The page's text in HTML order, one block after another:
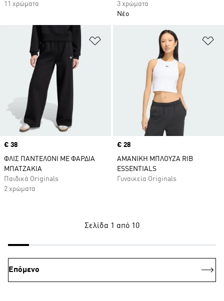
11 χρώματα
3 χρώματα
Νέο
Προσθήκη στη Λίστα Επιθυμιών
Price
€ 38
ΦΛΙΣ ΠΑΝΤΕΛΟΝΙ ΜΕ ΦΑΡΔΙΑ
ΜΠΑΤΖΑΚΙΑ
Παιδικά Originals
2 χρώματα
Price
€ 28
ΑΜΑΝΙΚΗ ΜΠΛΟΥΖΑ RIB
ESSENTIALS
Γυναικεία Originals
Σελίδα 1 από 10
Επόμενο